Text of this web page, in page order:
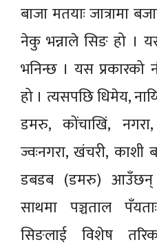
बाजा मतयाः जात्रामा
नेकु भन्नाले सिङ हो ।
भनिन्छ । यस प्रकारको
हो । त्यसपछि धिमेय,
डमरु, कोंचाखिं, नगरा,
ज्वःनगरा, खंचरी, काशी
डबडब (डमरु) आउँछन्
साथमा पञ्चताल
सिङलाई विशेष